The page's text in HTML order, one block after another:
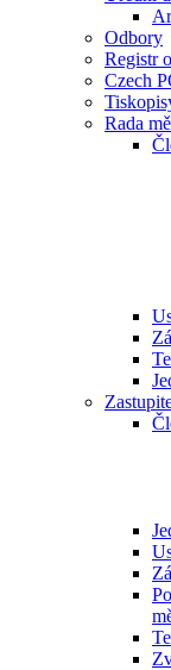
Odbory
Registr
Czech
Rada